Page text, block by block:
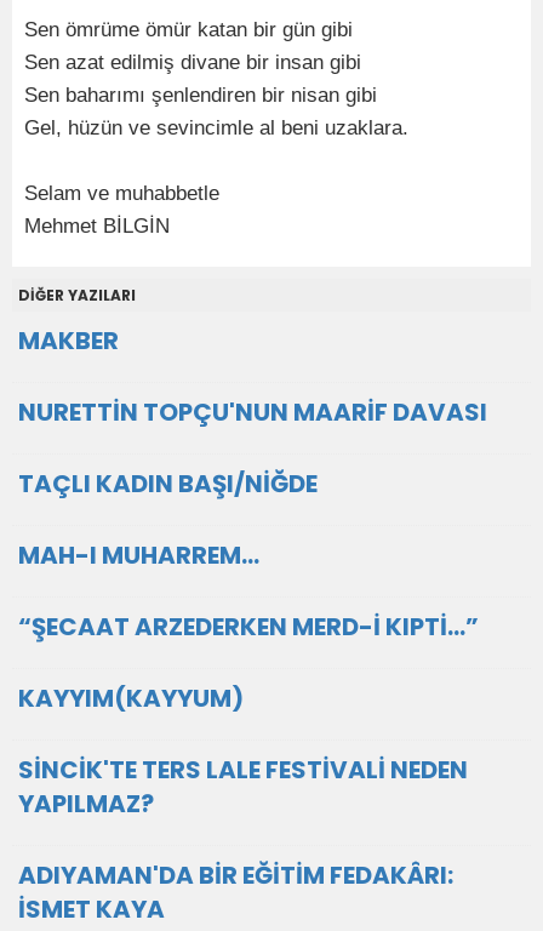
Sen ömrüme ömür katan bir gün gibi
Sen azat edilmiş divane bir insan gibi
Sen baharımı şenlendiren bir nisan gibi
Gel, hüzün ve sevincimle al beni uzaklara.
Selam ve muhabbetle
Mehmet BİLGİN
DİĞER YAZILARI
MAKBER
NURETTİN TOPÇU'NUN MAARİF DAVASI
TAÇLI KADIN BAŞI/NİĞDE
MAH-I MUHARREM…
“ŞECAAT ARZEDERKEN MERD-İ KIPTİ…”
KAYYIM(KAYYUM)
SİNCİK'TE TERS LALE FESTİVALİ NEDEN
YAPILMAZ?
ADIYAMAN'DA BİR EĞİTİM FEDAKÂRI:
İSMET KAYA